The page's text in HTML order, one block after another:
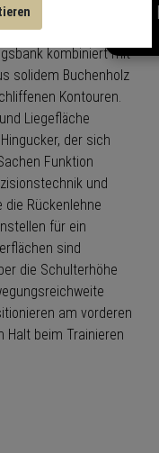
erfüllt alle
kombiniert mit
solidem Buchenholz
Kontouren.
Liegefläche
der sich
Funktion
und
die Rückenlehne
für ein
sind
die Schulterhöhe
am vorderen
Halt beim Trainieren